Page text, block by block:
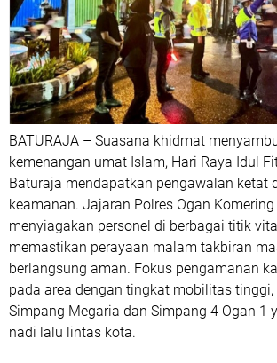
BATURAJA – Suasana khidmat
kemenangan umat Islam, Hari Raya Idul
Baturaja mendapatkan pengawalan ketat
keamanan. Jajaran Polres Ogan Komering
menyiagakan personel di berbagai titik
memastikan perayaan malam takbiran
berlangsung aman. Fokus pengamanan
pada area dengan tingkat mobilitas
Simpang Megaria dan Simpang 4 Ogan 1
nadi lalu lintas kota.